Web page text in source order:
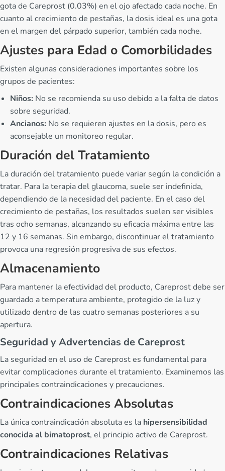
gota de Careprost (0.03%) en el ojo afectado cada noche. En
cuanto al crecimiento de pestañas, la dosis ideal es una gota
en el margen del párpado superior, también cada noche.
Ajustes para Edad o Comorbilidades
Existen algunas consideraciones importantes sobre los
grupos de pacientes:
Niños: No se recomienda su uso debido a la falta de datos
sobre seguridad.
Ancianos: No se requieren ajustes en la dosis, pero es
aconsejable un monitoreo regular.
Duración del Tratamiento
La duración del tratamiento puede variar según la condición a
tratar. Para la terapia del glaucoma, suele ser indefinida,
dependiendo de la necesidad del paciente. En el caso del
crecimiento de pestañas, los resultados suelen ser visibles
tras ocho semanas, alcanzando su eficacia máxima entre las
12 y 16 semanas. Sin embargo, discontinuar el tratamiento
provoca una regresión progresiva de sus efectos.
Almacenamiento
Para mantener la efectividad del producto, Careprost debe ser
guardado a temperatura ambiente, protegido de la luz y
utilizado dentro de las cuatro semanas posteriores a su
apertura.
Seguridad y Advertencias de Careprost
La seguridad en el uso de Careprost es fundamental para
evitar complicaciones durante el tratamiento. Examinemos las
principales contraindicaciones y precauciones.
Contraindicaciones Absolutas
La única contraindicación absoluta es la hipersensibilidad
conocida al bimatoprost, el principio activo de Careprost.
Contraindicaciones Relativas